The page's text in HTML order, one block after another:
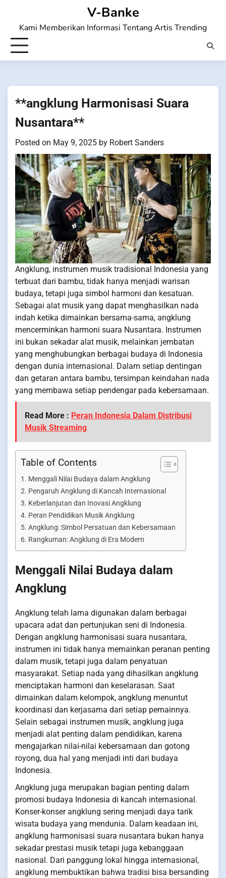
content
V-Banke
Kami Memberikan Informasi Tentang Artis Trending
**angklung Harmonisasi Suara
Nusantara**
Posted on May 9, 2025 by Robert Sanders
Angklung, instrumen musik tradisional Indonesia yang
terbuat dari bambu, tidak hanya menjadi warisan
budaya, tetapi juga simbol harmoni dan kesatuan.
Sebagai alat musik yang dapat menghasilkan nada
indah ketika dimainkan bersama-sama, angklung
mencerminkan harmoni suara Nusantara. Instrumen
ini bukan sekadar alat musik, melainkan jembatan
yang menghubungkan berbagai budaya di Indonesia
dengan dunia internasional. Dalam setiap dentingan
dan getaran antara bambu, tersimpan keindahan nada
yang membawa setiap pendengar pada kebersamaan.
Read More : Peran Indonesia Dalam Distribusi
Musik Streaming
Table of Contents
Menggali Nilai Budaya dalam Angklung
Pengaruh Angklung di Kancah Internasional
Keberlanjutan dan Inovasi Angklung
Peran Pendidikan Musik Angklung
Angklung: Simbol Persatuan dan Kebersamaan
Rangkuman: Angklung di Era Modern
Menggali Nilai Budaya dalam
Angklung
Angklung telah lama digunakan dalam berbagai
upacara adat dan pertunjukan seni di Indonesia.
Dengan angklung harmonisasi suara nusantara,
instrumen ini tidak hanya memainkan peranan penting
dalam musik, tetapi juga dalam penyatuan
masyarakat. Setiap nada yang dihasilkan angklung
menciptakan harmoni dan keselarasan. Saat
dimainkan dalam kelompok, angklung menuntut
koordinasi dan kerjasama dari setiap pemainnya.
Selain sebagai instrumen musik, angklung juga
menjadi alat penting dalam pendidikan, karena
mengajarkan nilai-nilai kebersamaan dan gotong
royong, dua hal yang menjadi inti dari budaya
Indonesia.
Angklung juga merupakan bagian penting dalam
promosi budaya Indonesia di kancah internasional.
Konser-konser angklung sering menjadi daya tarik
wisata budaya yang mendunia. Dalam keadaan ini,
angklung harmonisasi suara nusantara bukan hanya
sekadar prestasi musik tetapi juga kebanggaan
nasional. Dari panggung lokal hingga internasional,
angklung membuktikan bahwa tradisi bisa bersanding